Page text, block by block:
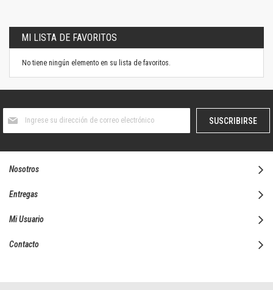
MI LISTA DE FAVORITOS
No tiene ningún elemento en su lista de favoritos.
boletín
SUSCRIBIRSE
Nosotros
Entregas
Mi Usuario
Contacto